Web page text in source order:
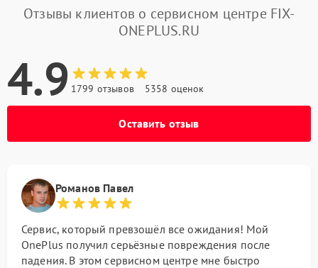
Отзывы клиентов о сервисном центре FIX-
ONEPLUS.RU
4.9 1799 отзывов 5358 оценок
Оставить отзыв
Романов Павел
Сервис, который превзошёл все ожидания! Мой
OnePlus получил серьёзные повреждения после
падения. В этом сервисном центре мне быстро